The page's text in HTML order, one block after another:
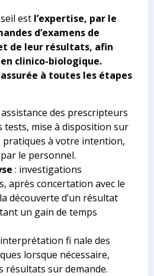
est l’expertise, par le
d’examens de
de leur résultats, afin
clinico-biologique.
assurée à toutes les étapes
assistance des prescripteurs
tests, mise à disposition sur
pratiques à votre intention,
le personnel.
: investigations
après concertation avec le
découverte d’un résultat
un gain de temps
fi nale des
lorsque nécessaire,
résultats sur demande.